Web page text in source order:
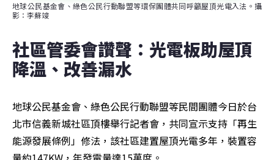
地球公民基金會、綠色公民行動聯盟等環保團體共同呼籲屋頂光電入法。攝
影：李蘇竣
社區管委會讚聲：光電板助屋頂
降溫、改善漏水
地球公民基金會、綠色公民行動聯盟等民間團體今日於台
北市信義新城社區頂樓舉行記者會，共同宣示支持「再生
能源發展條例」修法，該社區建置屋頂光電多年，裝置容